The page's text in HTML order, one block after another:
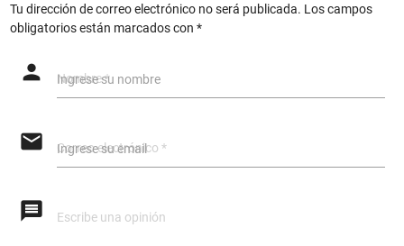
Tu dirección de correo electrónico no será publicada. Los campos
obligatorios están marcados con *
person Ingrese su nombre
email Ingrese su email
message